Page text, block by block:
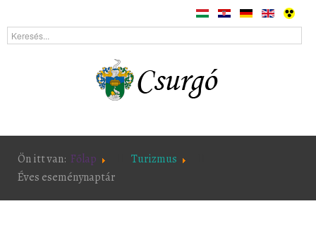
Ön itt van: Főlap
Turizmus
Éves eseménynaptár